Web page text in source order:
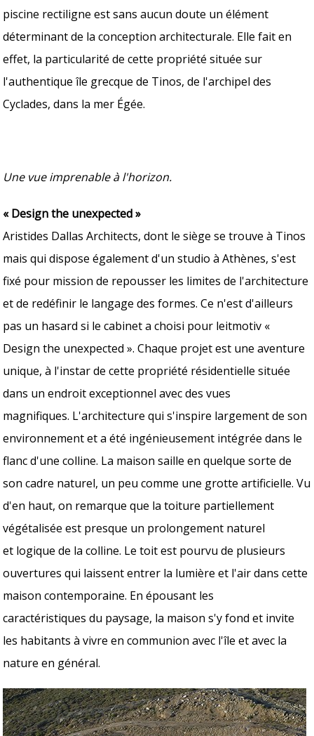
piscine rectiligne est sans aucun doute un élément
déterminant de la conception architecturale. Elle fait en
effet, la particularité de cette propriété située sur
l'authentique île grecque de Tinos, de l'archipel des
Cyclades, dans la mer Égée.
Une vue imprenable à l'horizon.
« Design the unexpected »
Aristides Dallas Architects, dont le siège se trouve à Tinos
mais qui dispose également d'un studio à Athènes, s'est
fixé pour mission de repousser les limites de l'architecture
et de redéfinir le langage des formes. Ce n'est d'ailleurs
pas un hasard si le cabinet a choisi pour leitmotiv «
Design the unexpected ». Chaque projet est une aventure
unique, à l'instar de cette propriété résidentielle située
dans un endroit exceptionnel avec des vues
magnifiques. L'architecture qui s'inspire largement de son
environnement et a été ingénieusement intégrée dans le
flanc d'une colline. La maison saille en quelque sorte de
son cadre naturel, un peu comme une grotte artificielle. Vu
d'en haut, on remarque que la toiture partiellement
végétalisée est presque un prolongement naturel
et logique de la colline. Le toit est pourvu de plusieurs
ouvertures qui laissent entrer la lumière et l'air dans cette
maison contemporaine. En épousant les
caractéristiques du paysage, la maison s'y fond et invite
les habitants à vivre en communion avec l'île et avec la
nature en général.